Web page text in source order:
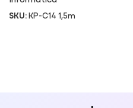
SKU:KP-C14 1,5m